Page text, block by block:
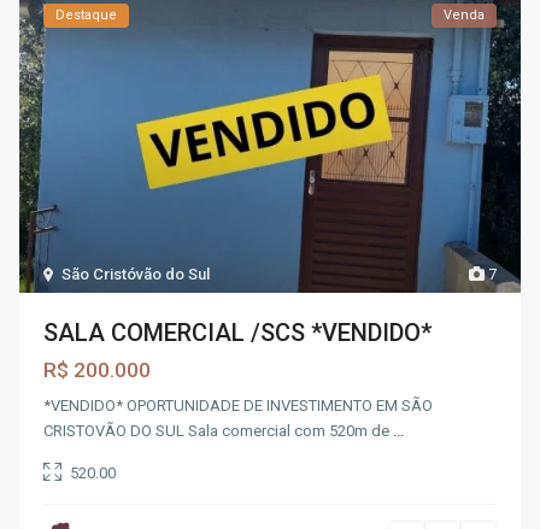
7
São Cristóvão do Sul
Destaque Venda
SALA COMERCIAL /SCS *VENDIDO*
R$ 200.000
*VENDIDO* OPORTUNIDADE DE INVESTIMENTO EM SÃO
CRISTOVÃO DO SUL Sala comercial com 520m de ...
520.00